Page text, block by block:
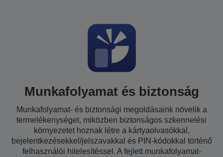
Munkafolyamat és biztonság
Munkafolyamat- és biztonsági megoldásaink növelik a
termelékenységet, miközben biztonságos szkennelési
környezetet hoznak létre a kártyaolvasókkal,
bejelentkezésekkel/jelszavakkal és PIN-kódokkal történő
felhasználói hitelesítéssel. A fejlett munkafolyamat-